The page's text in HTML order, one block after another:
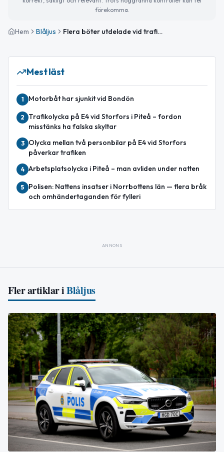
förekomma.
Hem Blåljus Flera böter utdelade vid trafikkontroller i Norrbotten
Mest läst
1 Motorbåt har sjunkit vid Bondön
2
Trafikolycka på E4 vid Storfors i Piteå – fordon
misstänks ha falska skyltar
3
Olycka mellan två personbilar på E4 vid Storfors
påverkar trafiken
4 Arbetsplatsolycka i Piteå – man avliden under natten
5
Polisen: Nattens insatser i Norrbottens län — flera bråk
och omhändertaganden för fylleri
ANNONS
Fler artiklar iBlåljus